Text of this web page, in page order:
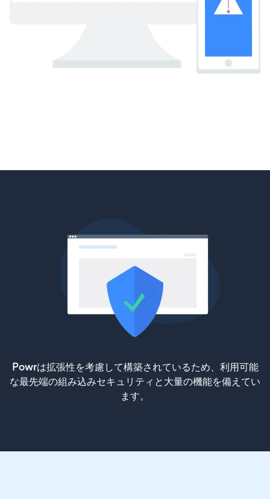
Powrは拡張性を考慮して構築されているため、利用可能
な最先端の組み込みセキュリティと大量の機能を備えてい
ます。